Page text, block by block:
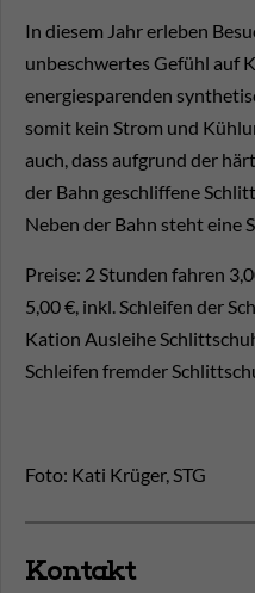
In diesem Jahr erleben
unbeschwertes Gefühl auf
energiesparenden
somit kein Strom und
auch, dass aufgrund der
der Bahn geschliffene
Neben der Bahn steht eine
Preise: 2 Stunden fahren
5,00 €, inkl. Schleifen der
Kation Ausleihe
Schleifen fremder
Foto: Kati Krüger, STG
Kontakt